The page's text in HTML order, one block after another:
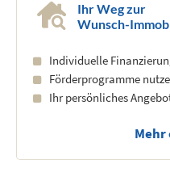
Ihr Weg zur
Wunsch-
Individuelle
Förderprogramme
Ihr persönliches